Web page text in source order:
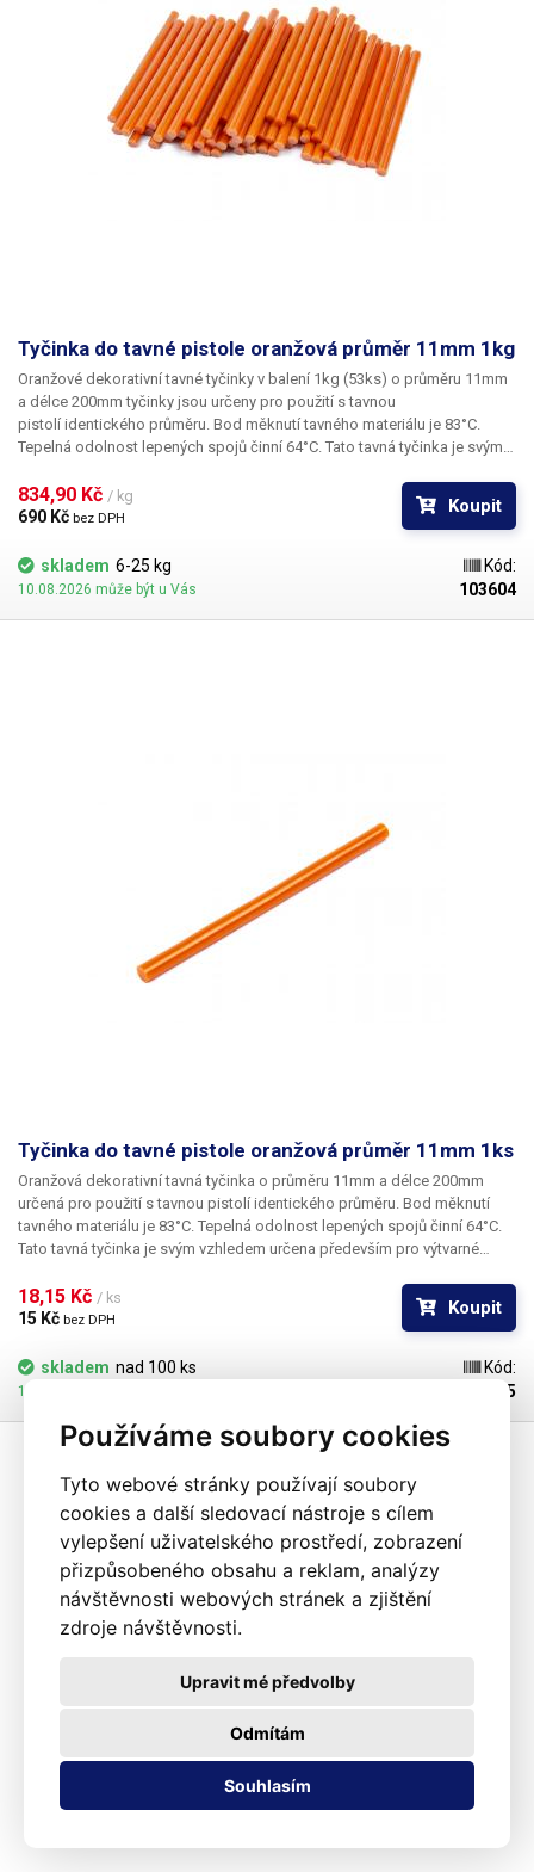
Používáme soubory cookies
Tyto webové stránky používají soubory
cookies a další sledovací nástroje s cílem
vylepšení uživatelského prostředí, zobrazení
přizpůsobeného obsahu a reklam, analýzy
návštěvnosti webových stránek a zjištění
zdroje návštěvnosti.
Souhlasím
Odmítám
Upravit mé předvolby
Tyčinka do tavné pistole oranžová průměr 11mm 1kg
Oranžové dekorativní tavné tyčinky v balení 1kg (53ks) o průměru 11mm
a délce 200mm tyčinky jsou určeny pro použití s tavnou
pistolí identického průměru. Bod měknutí tavného materiálu je 83°C.
Tepelná odolnost lepených spojů činní 64°C. Tato tavná tyčinka je svým
zdobení. Tyčinky se vyznačují výbornou přilnavostí k všem běžným
povrchům a materiálům jako je například dřevo, plast, karton, plasty,
i jiné barevné odstíny.
834,90 Kč / kg
690 Kč bez DPH
Koupit
skladem 6-25 kg
10.08.2026 může být u Vás
Kód:
103604
Tyčinka do tavné pistole oranžová průměr 11mm 1ks
Oranžová dekorativní tavná tyčinka o průměru 11mm a délce 200mm
určená pro použití s tavnou pistolí identického průměru. Bod měknutí
tavného materiálu je 83°C. Tepelná odolnost lepených spojů činní 64°C.
Tato tavná tyčinka je svým vzhledem určena především pro výtvarné
výbornou přilnavostí k všem běžným povrchům a materiálům jako je
například dřevo, plast, karton, plasty, keramika, korek, textil a mnoho
18,15 Kč / ks
15 Kč bez DPH
Koupit
skladem nad 100 ks
10.08.2026 může být u Vás
Kód:
103605